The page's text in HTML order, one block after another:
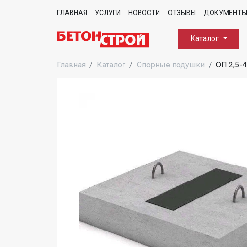
ГЛАВНАЯ УСЛУГИ НОВОСТИ ОТЗЫВЫ ДОКУМЕНТЫ
Каталог
Главная Каталог Опорные подушки ОП 2,5-4